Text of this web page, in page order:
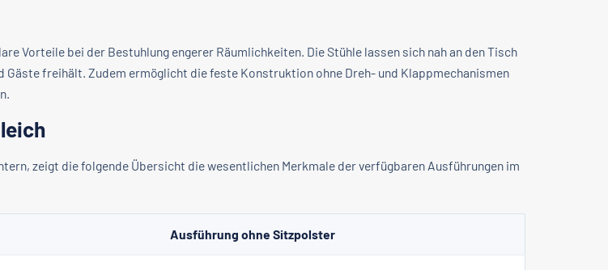
Vorteile bei der Bestuhlung engerer Räumlichkeiten. Die Stühle lassen sich nah an den Tisch
freihält. Zudem ermöglicht die feste Konstruktion ohne Dreh- und Klappmechanismen
zeigt die folgende Übersicht die wesentlichen Merkmale der verfügbaren Ausführungen im
Ausführung ohne Sitzpolster